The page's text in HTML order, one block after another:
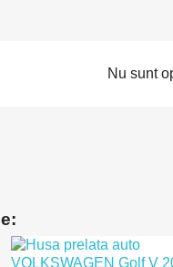
Nu sunt
Intra in cont